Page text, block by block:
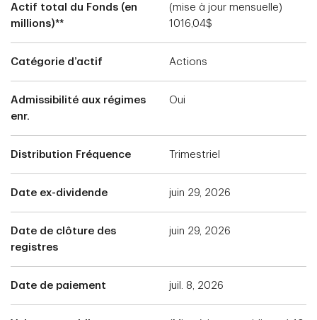
Actif total du Fonds (en
millions)**
(mise à jour mensuelle)
1016,04$
Catégorie d’actif Actions
Admissibilité aux régimes
enr.
Oui
Distribution Fréquence Trimestriel
Date ex-dividende juin 29, 2026
Date de clôture des
registres
juin 29, 2026
Date de paiement juil. 8, 2026